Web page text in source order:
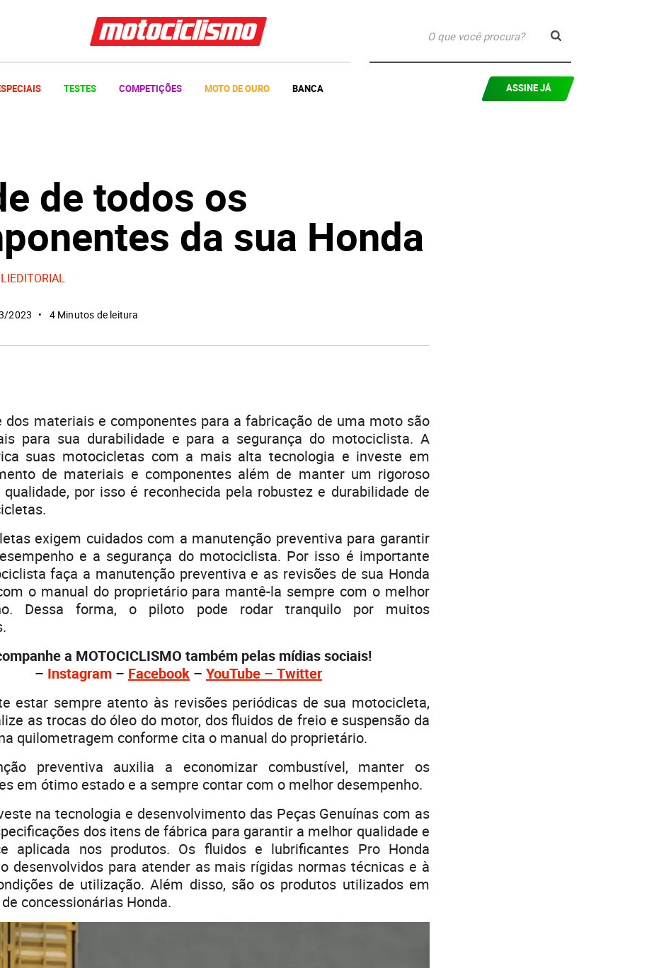
TESTES COMPETIÇÕES MOTO DE OURO BANCA ASSINE JÁ
de todos os
da sua Honda
2023 4 Minutos de leitura
dos materiais e componentes para a fabricação de uma moto são
para sua durabilidade e para a segurança do motociclista. A
suas motocicletas com a mais alta tecnologia e investe em
de materiais e componentes além de manter um rigoroso
por isso é reconhecida pela robustez e durabilidade de
exigem cuidados com a manutenção preventiva para garantir
e a segurança do motociclista. Por isso é importante
faça a manutenção preventiva e as revisões de sua Honda
o manual do proprietário para mantê-la sempre com o melhor
Dessa forma, o piloto pode rodar tranquilo por muitos
a MOTOCICLISMO também pelas mídias sociais!
– Instagram – Facebook – YouTube – Twitter
estar sempre atento às revisões periódicas de sua motocicleta,
as trocas do óleo do motor, dos fluidos de freio e suspensão da
quilometragem conforme cita o manual do proprietário.
preventiva auxilia a economizar combustível, manter os
em ótimo estado e a sempre contar com o melhor desempenho.
na tecnologia e desenvolvimento das Peças Genuínas com as
dos itens de fábrica para garantir a melhor qualidade e
aplicada nos produtos. Os fluidos e lubrificantes Pro Honda
desenvolvidos para atender as mais rígidas normas técnicas e à
de utilização. Além disso, são os produtos utilizados em
concessionárias Honda.